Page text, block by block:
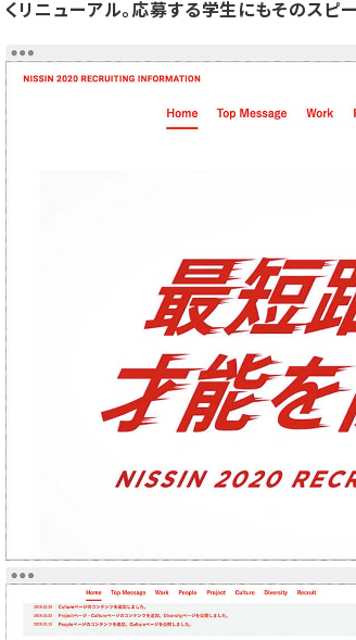
くリニューアル。応募する学生にもそのスピ